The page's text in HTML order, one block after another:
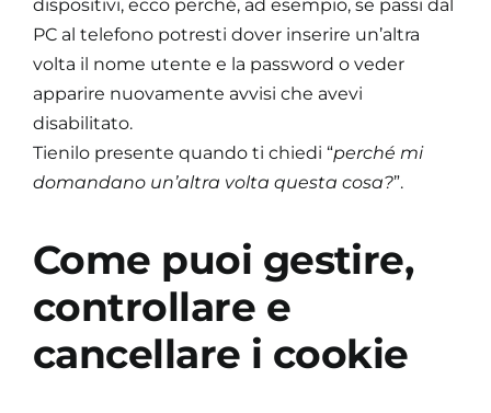
dispositivi, ecco perché, ad esempio, se passi dal
PC al telefono potresti dover inserire un’altra
volta il nome utente e la password o veder
apparire nuovamente avvisi che avevi
disabilitato.
Tienilo presente quando ti chiedi “perché mi
domandano un’altra volta questa cosa?”.
Come puoi gestire,
controllare e
cancellare i cookie